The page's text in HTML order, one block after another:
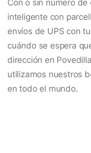
Con o sin número
inteligente con
envíos de UPS con
cuándo se espera
dirección en
utilizamos nuestros
en todo el mundo.